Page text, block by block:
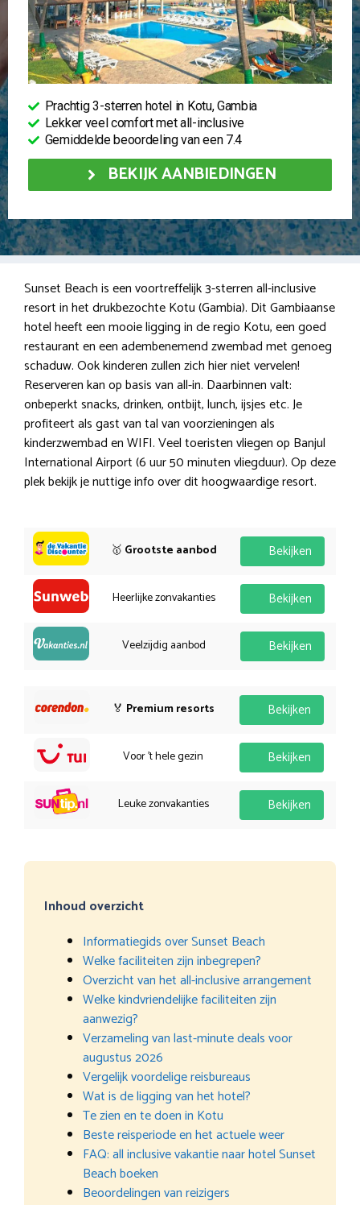
Prachtig 3-sterren hotel in Kotu, Gambia
Lekker veel comfort met all-inclusive
Gemiddelde beoordeling van een 7.4
BEKIJK AANBIEDINGEN
Sunset Beach is een voortreffelijk 3-sterren all-inclusive
resort in het drukbezochte Kotu (Gambia). Dit Gambiaanse
hotel heeft een mooie ligging in de regio Kotu, een goed
restaurant en een adembenemend zwembad met genoeg
schaduw. Ook kinderen zullen zich hier niet vervelen!
Reserveren kan op basis van all-in. Daarbinnen valt:
onbeperkt snacks, drinken, ontbijt, lunch, ijsjes etc. Je
profiteert als gast van tal van voorzieningen als
kinderzwembad en WIFI. Veel toeristen vliegen op Banjul
International Airport (6 uur 50 minuten vliegduur). Op deze
plek bekijk je nuttige info over dit hoogwaardige resort.
🥇 Grootste aanbod Bekijken
Heerlijke zonvakanties Bekijken
Veelzijdig aanbod Bekijken
🏅 Premium resorts Bekijken
Voor 't hele gezin Bekijken
Leuke zonvakanties Bekijken
Inhoud overzicht
Informatiegids over Sunset Beach
Welke faciliteiten zijn inbegrepen?
Overzicht van het all-inclusive arrangement
Welke kindvriendelijke faciliteiten zijn
aanwezig?
Verzameling van last-minute deals voor
augustus 2026
Vergelijk voordelige reisbureaus
Wat is de ligging van het hotel?
Te zien en te doen in Kotu
Beste reisperiode en het actuele weer
FAQ: all inclusive vakantie naar hotel Sunset
Beach boeken
Beoordelingen van reizigers